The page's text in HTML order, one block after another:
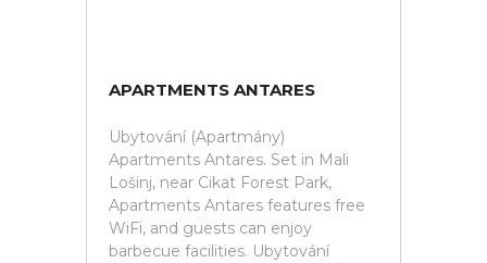
APARTMENTS ANTARES
Ubytování (Apartmány)
Apartments Antares. Set in Mali
Lošinj, near Cikat Forest Park,
Apartments Antares features free
WiFi, and guests can enjoy
barbecue facilities. Ubytování